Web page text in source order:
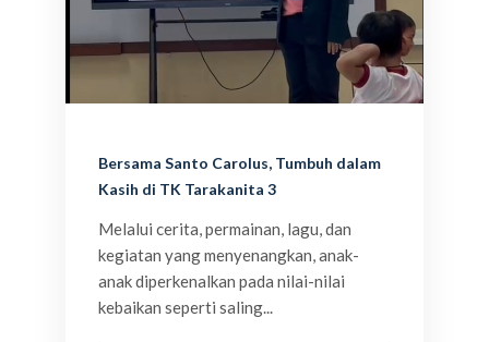
Bersama Santo Carolus, Tumbuh dalam
Kasih di TK Tarakanita 3
Melalui cerita, permainan, lagu, dan
kegiatan yang menyenangkan, anak-
anak diperkenalkan pada nilai-nilai
kebaikan seperti saling...